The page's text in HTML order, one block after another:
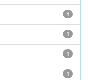
1
1
1
1